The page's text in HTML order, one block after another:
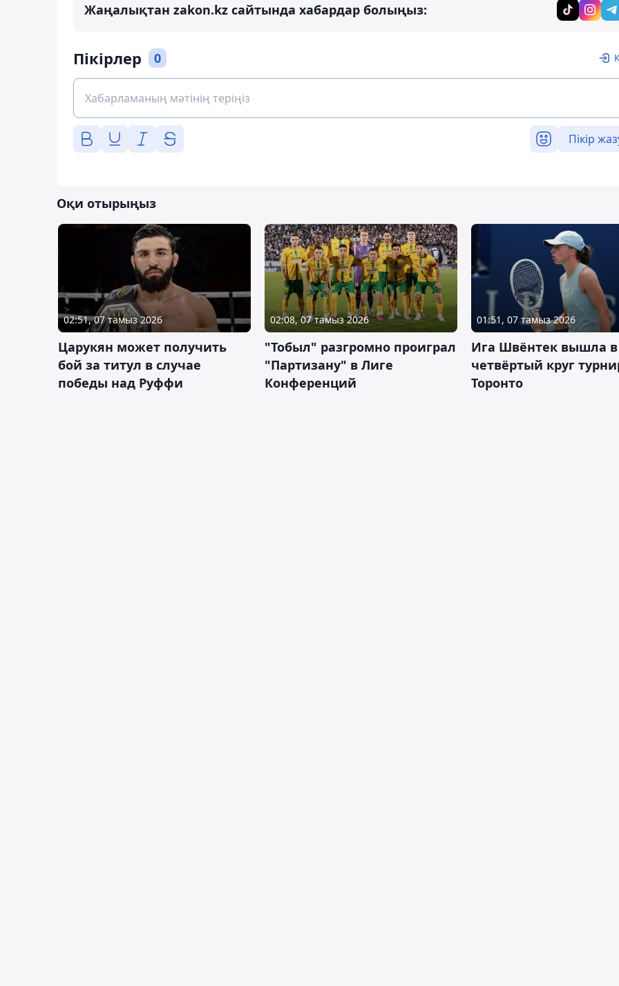
Жаңалықтан zakon.kz сайтында хабардар болыңыз:
Пікірлер 0
Пікір
Оқи отырыңыз
02:51, 07 тамыз 2026
Царукян может получить
бой за титул в случае
победы над Руффи
02:08, 07 тамыз 2026
"Тобыл" разгромно проиграл
"Партизану" в Лиге
Конференций
01:51, 07 тамыз 2026
Ига Швёнтек вышла в
четвёртый круг
Торонто